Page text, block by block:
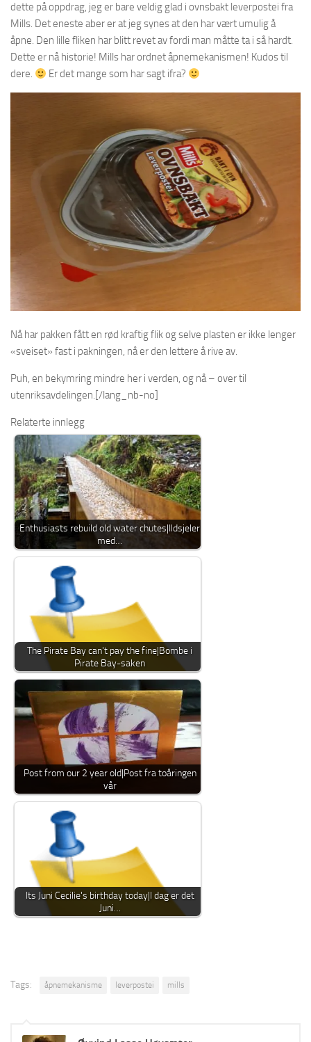
dette på oppdrag, jeg er bare veldig glad i ovnsbakt leverpostei fra
Mills. Det eneste aber er at jeg synes at den har vært umulig å
åpne. Den lille fliken har blitt revet av fordi man måtte ta i så hardt.
Dette er nå historie! Mills har ordnet åpnemekanismen! Kudos til
dere.
Er det mange som har sagt ifra?
Nå har pakken fått en rød kraftig flik og selve plasten er ikke lenger
«sveiset» fast i pakningen, nå er den lettere å rive av.
Puh, en bekymring mindre her i verden, og nå – over til
utenriksavdelingen.[/lang_nb-no]
Relaterte innlegg
Enthusiasts rebuild old water chutes|Ildsjeler
med…
The Pirate Bay can't pay the fine|Bombe i
Pirate Bay-saken
Post from our 2 year old|Post fra toåringen
vår
Its Juni Cecilie's birthday today|I dag er det
Juni…
Tags: åpnemekanisme leverpostei mills